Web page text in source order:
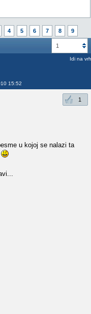
4 5 6 7 8 9
1
15:52
Idi na vrh
1
u kojoj se nalazi ta